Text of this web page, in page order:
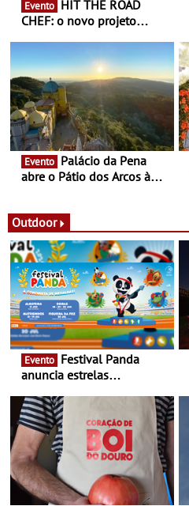
Evento
CHEF: o novo projeto
Queiroz Ribeiro - Um novo
conceito gastronómico
itinerante que percorre
Portugal
Evento
abre o Pátio dos Arcos à
Outdoor
Evento
anuncia estrelas
- Entre Junho e Julho pelo
país